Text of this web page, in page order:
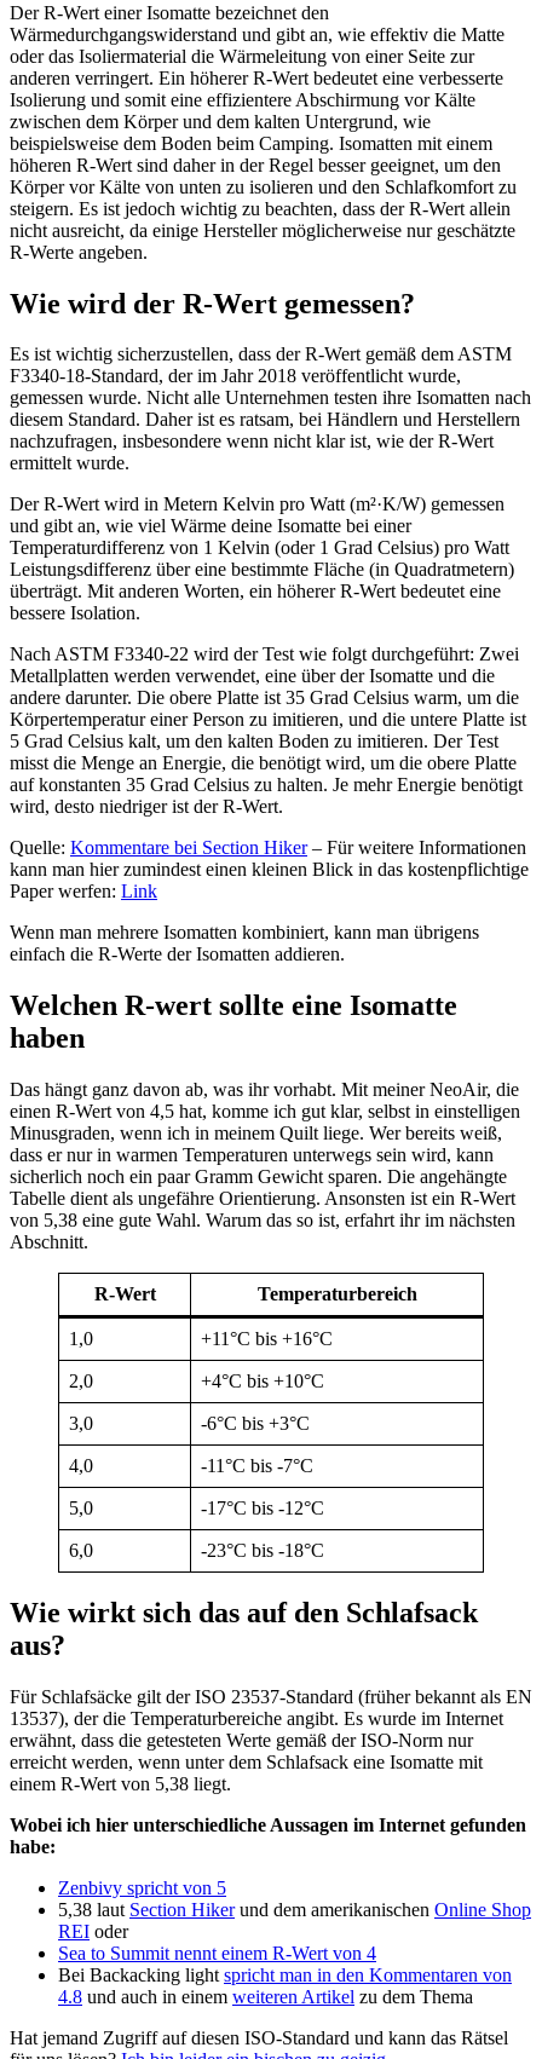
Der R-Wert einer Isomatte bezeichnet den
Wärmedurchgangswiderstand und gibt an, wie effektiv die Matte
oder das Isoliermaterial die Wärmeleitung von einer Seite zur
anderen verringert. Ein höherer R-Wert bedeutet eine verbesserte
Isolierung und somit eine effizientere Abschirmung vor Kälte
zwischen dem Körper und dem kalten Untergrund, wie
beispielsweise dem Boden beim Camping. Isomatten mit einem
höheren R-Wert sind daher in der Regel besser geeignet, um den
Körper vor Kälte von unten zu isolieren und den Schlafkomfort zu
steigern. Es ist jedoch wichtig zu beachten, dass der R-Wert allein
nicht ausreicht, da einige Hersteller möglicherweise nur geschätzte
R-Werte angeben.
Wie wird der R-Wert gemessen?
Es ist wichtig sicherzustellen, dass der R-Wert gemäß dem ASTM
F3340-18-Standard, der im Jahr 2018 veröffentlicht wurde,
gemessen wurde. Nicht alle Unternehmen testen ihre Isomatten nach
diesem Standard. Daher ist es ratsam, bei Händlern und Herstellern
nachzufragen, insbesondere wenn nicht klar ist, wie der R-Wert
ermittelt wurde.
Der R-Wert wird in Metern Kelvin pro Watt (m²·K/W) gemessen
und gibt an, wie viel Wärme deine Isomatte bei einer
Temperaturdifferenz von 1 Kelvin (oder 1 Grad Celsius) pro Watt
Leistungsdifferenz über eine bestimmte Fläche (in Quadratmetern)
überträgt. Mit anderen Worten, ein höherer R-Wert bedeutet eine
bessere Isolation.
Nach ASTM F3340-22 wird der Test wie folgt durchgeführt: Zwei
Metallplatten werden verwendet, eine über der Isomatte und die
andere darunter. Die obere Platte ist 35 Grad Celsius warm, um die
Körpertemperatur einer Person zu imitieren, und die untere Platte ist
5 Grad Celsius kalt, um den kalten Boden zu imitieren. Der Test
misst die Menge an Energie, die benötigt wird, um die obere Platte
auf konstanten 35 Grad Celsius zu halten. Je mehr Energie benötigt
wird, desto niedriger ist der R-Wert.
Quelle: Kommentare bei Section Hiker– Für weitere Informationen
kann man hier zumindest einen kleinen Blick in das kostenpflichtige
Paper werfen: Link
Wenn man mehrere Isomatten kombiniert, kann man übrigens
einfach die R-Werte der Isomatten addieren.
Welchen R-wert sollte eine Isomatte
haben
Das hängt ganz davon ab, was ihr vorhabt. Mit meiner NeoAir, die
einen R-Wert von 4,5 hat, komme ich gut klar, selbst in einstelligen
Minusgraden, wenn ich in meinem Quilt liege. Wer bereits weiß,
dass er nur in warmen Temperaturen unterwegs sein wird, kann
sicherlich noch ein paar Gramm Gewicht sparen. Die angehängte
Tabelle dient als ungefähre Orientierung. Ansonsten ist ein R-Wert
von 5,38 eine gute Wahl. Warum das so ist, erfahrt ihr im nächsten
Abschnitt.
R-Wert Temperaturbereich
1,0 +11°C bis +16°C
2,0 +4°C bis +10°C
3,0 -6°C bis +3°C
4,0 -11°C bis -7°C
5,0 -17°C bis -12°C
6,0 -23°C bis -18°C
Wie wirkt sich das auf den Schlafsack
aus?
Für Schlafsäcke gilt der ISO 23537-Standard (früher bekannt als EN
13537), der die Temperaturbereiche angibt. Es wurde im Internet
erwähnt, dass die getesteten Werte gemäß der ISO-Norm nur
erreicht werden, wenn unter dem Schlafsack eine Isomatte mit
einem R-Wert von 5,38 liegt.
Wobei ich hier unterschiedliche Aussagen im Internet gefunden
habe:
Zenbivy spricht von 5
5,38 laut Section Hikerund dem amerikanischen Online Shop
REI oder
Sea to Summit nennt einem R-Wert von 4
Bei Backacking light spricht man in den Kommentaren von
4.8 und auch in einem weiteren Artikel zu dem Thema
Hat jemand Zugriff auf diesen ISO-Standard und kann das Rätsel